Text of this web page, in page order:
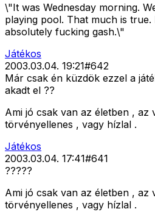
\"It was Wednesday morning.
playing pool. That much is true.
absolutely fucking gash.\"
Játékos
2003.03.04. 19:21#642
Már csak én küzdök ezzel a
akadt el ??
Ami jó csak van az életben , az
törvényellenes , vagy hízlal .
Játékos
2003.03.04. 17:41#641
?????
Ami jó csak van az életben , az
törvényellenes , vagy hízlal .